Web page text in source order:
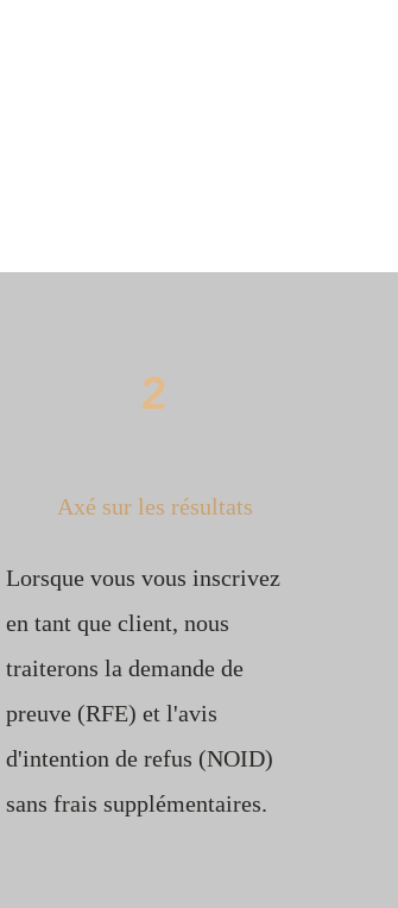
2
Axé sur les résultats
Lorsque vous vous inscrivez
en tant que client, nous
traiterons la demande de
preuve (RFE) et l'avis
d'intention de refus (NOID)
sans frais supplémentaires.